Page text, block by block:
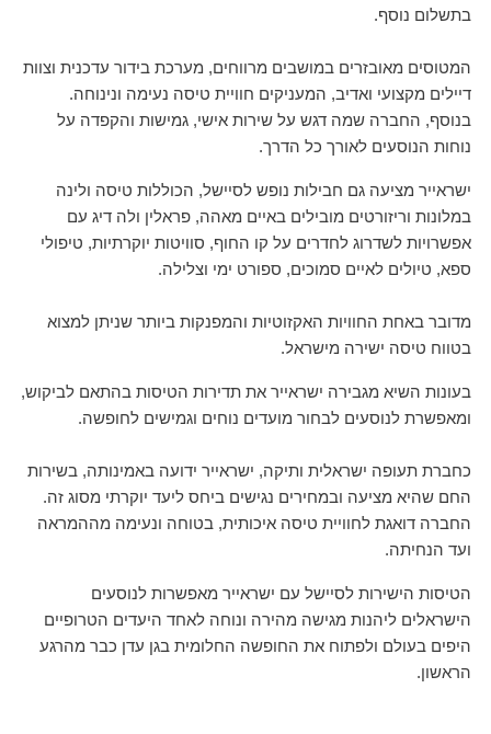
בתשלום נוסף.
המטוסים מאובזרים במושבים מרווחים, מערכת בידור עדכנית וצוות
דיילים מקצועי ואדיב, המעניקים חוויית טיסה נעימה ונינוחה.
בנוסף, החברה שמה דגש על שירות אישי, גמישות והקפדה על
נוחות הנוסעים לאורך כל הדרך.
ישראייר מציעה גם חבילות נופש לסיישל, הכוללות טיסה ולינה
במלונות וריזורטים מובילים באיים מאהה, פראלין ולה דיג עם
אפשרויות לשדרוג לחדרים על קו החוף, סוויטות יוקרתיות, טיפולי
ספא, טיולים לאיים סמוכים, ספורט ימי וצלילה.
מדובר באחת החוויות האקזוטיות והמפנקות ביותר שניתן למצוא
בטווח טיסה ישירה מישראל.
בעונות השיא מגבירה ישראייר את תדירות הטיסות בהתאם לביקוש,
ומאפשרת לנוסעים לבחור מועדים נוחים וגמישים לחופשה.
כחברת תעופה ישראלית ותיקה, ישראייר ידועה באמינותה, בשירות
החם שהיא מציעה ובמחירים נגישים ביחס ליעד יוקרתי מסוג זה.
החברה דואגת לחוויית טיסה איכותית, בטוחה ונעימה מההמראה
ועד הנחיתה.
הטיסות הישירות לסיישל עם ישראייר מאפשרות לנוסעים
הישראלים ליהנות מגישה מהירה ונוחה לאחד היעדים הטרופיים
היפים בעולם ולפתוח את החופשה החלומית בגן עדן כבר מהרגע
הראשון.